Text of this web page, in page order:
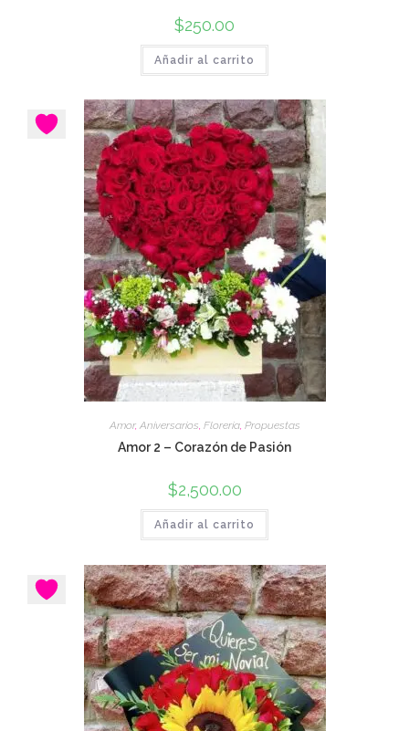
$250.00
Añadir al carrito
Amor, Aniversarios, Florería, Propuestas
Amor 2 – Corazón de Pasión
$2,500.00
Añadir al carrito